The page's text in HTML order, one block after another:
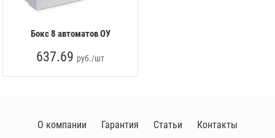
Бокс 8 автоматов ОУ
637.69 руб./шт
О компании Гарантия Статьи
Контакты